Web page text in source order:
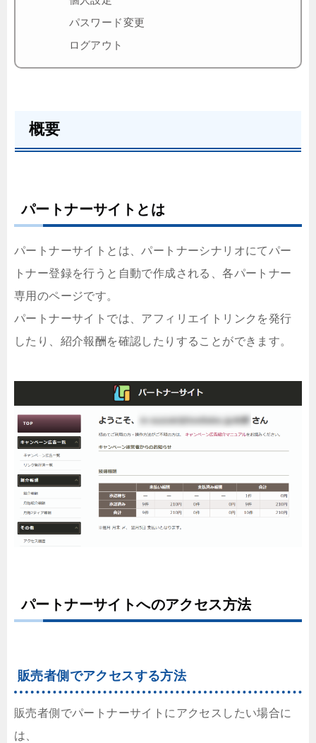
パスワード変更
ログアウト
概要
パートナーサイトとは
パートナーサイトとは、パートナーシナリオにてパー
トナー登録を行うと自動で作成される、各パートナー
専用のページです。
パートナーサイトでは、アフィリエイトリンクを発行
したり、紹介報酬を確認したりすることができます。
パートナーサイトへのアクセス方法
販売者側でアクセスする方法
販売者側でパートナーサイトにアクセスしたい場合に
は、